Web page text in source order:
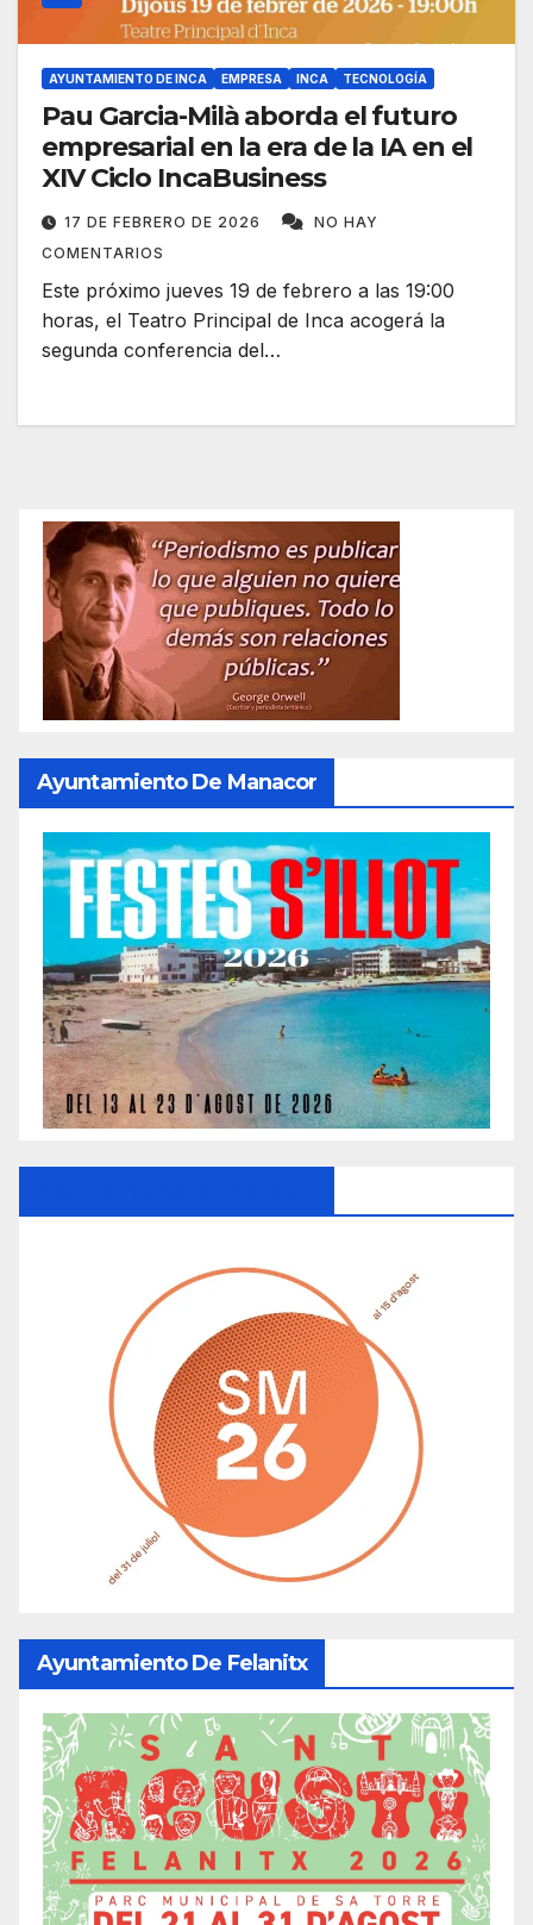
AYUNTAMIENTO DE INCA EMPRESA INCA TECNOLOGÍA
Pau Garcia-Milà aborda el futuro
empresarial en la era de la IA en el
XIV Ciclo IncaBusiness
17 DE FEBRERO DE 2026
NO HAY
COMENTARIOS
Este próximo jueves 19 de febrero a las 19:00
horas, el Teatro Principal de Inca acogerá la
segunda conferencia del…
Ayuntamiento De Manacor
Ayuntamiento De Felanitx